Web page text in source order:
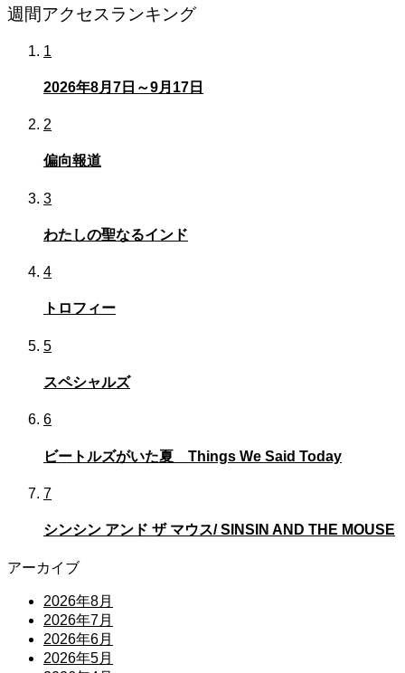
週間アクセスランキング
1
2026年8月7日～9月17日
2
偏向報道
3
わたしの聖なるインド
4
トロフィー
5
スペシャルズ
6
ビートルズがいた夏 Things We Said Today
7
シンシン アンド ザ マウス/ SINSIN AND THE MOUSE
アーカイブ
2026年8月
2026年7月
2026年6月
2026年5月